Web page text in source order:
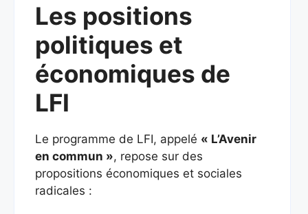
Les positions
politiques et
économiques de
LFI
Le programme de LFI, appelé « L’Avenir
en commun », repose sur des
propositions économiques et sociales
radicales :